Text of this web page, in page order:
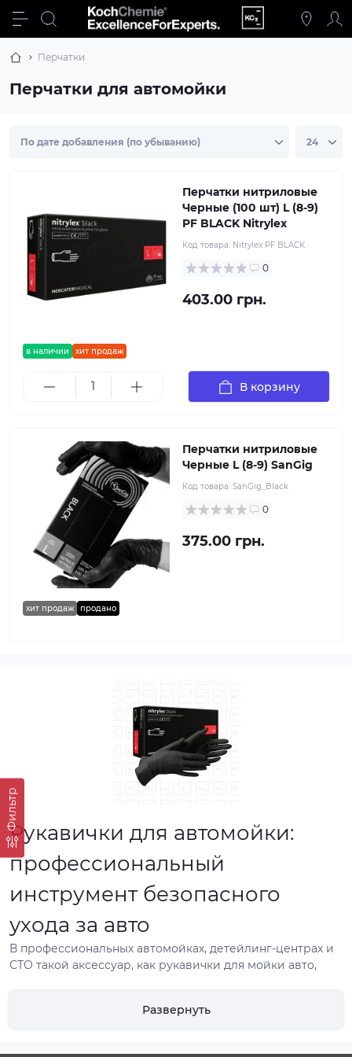
Перчатки
Перчатки для автомойки
Фильтр
в наличии хит продаж
Перчатки нитриловые
Черные (100 шт) L (8-9)
PF BLACK Nitrylex
Код товара: Nitrylex PF BLACK
0
403.00 грн.
В корзину
хит продаж продано
Перчатки нитриловые
Черные L (8-9) SanGig
Код товара: SanGig_Black
0
375.00 грн.
Рукавички для автомойки:
профессиональный
инструмент безопасного
ухода за авто
В профессиональных автомойках, детейлинг-центрах и
СТО такой аксессуар, как рукавички для мойки авто,
также комфортной и безопасной для покрытия и,
Развернуть